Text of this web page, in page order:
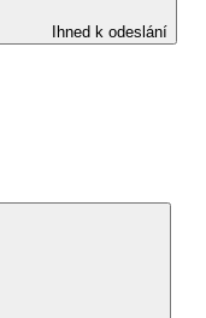
Ihned k odeslání